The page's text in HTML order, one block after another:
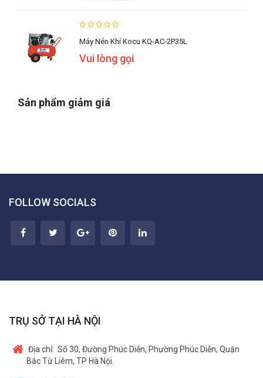
Máy Nén Khí Kocu KQ-AC-2P35L
Vui lòng gọi
Sản phẩm giảm giá
FOLLOW SOCIALS
TRỤ SỞ TẠI HÀ NỘI
Địa chỉ: Số 30, Đường Phúc Diễn, Phường Phúc Diễn, Quận
Bắc Từ Liêm, TP Hà Nội.